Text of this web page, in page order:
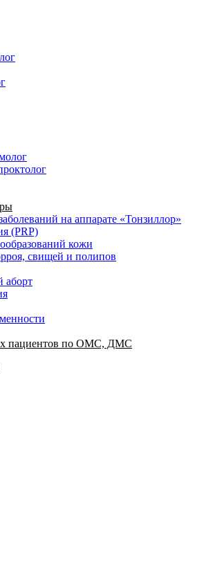
на аппарате «Тонзиллор»
(PRP)
кожи
свищей и полипов
аборт
пациентов по ОМС, ДМС